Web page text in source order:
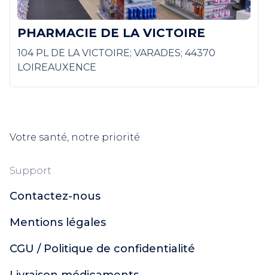
PHARMACIE DE LA VICTOIRE
104 PL DE LA VICTOIRE; VARADES; 44370
LOIREAUXENCE
Votre santé, notre priorité
Support
Contactez-nous
Mentions légales
CGU / Politique de confidentialité